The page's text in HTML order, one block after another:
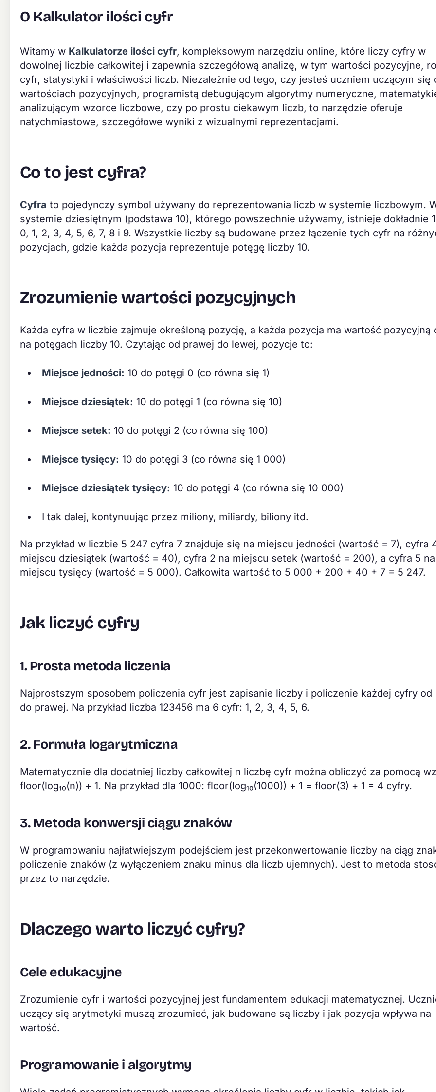
O Kalkulator ilości cyfr
Witamy w Kalkulatorze ilości cyfr, kompleksowym narzędziu online, które liczy cyfry w
dowolnej liczbie całkowitej i zapewnia szczegółową analizę, w tym wartości pozycyjne,
cyfr, statystyki i właściwości liczb. Niezależnie od tego, czy jesteś uczniem uczącym się
wartościach pozycyjnych, programistą debugującym algorytmy numeryczne,
analizującym wzorce liczbowe, czy po prostu ciekawym liczb, to narzędzie oferuje
natychmiastowe, szczegółowe wyniki z wizualnymi reprezentacjami.
Co to jest cyfra?
Cyfra to pojedynczy symbol używany do reprezentowania liczb w systemie liczbowym.
systemie dziesiętnym (podstawa 10), którego powszechnie używamy, istnieje dokładnie
0, 1, 2, 3, 4, 5, 6, 7, 8 i 9. Wszystkie liczby są budowane przez łączenie tych cyfr na
pozycjach, gdzie każda pozycja reprezentuje potęgę liczby 10.
Zrozumienie wartości pozycyjnych
Każda cyfra w liczbie zajmuje określoną pozycję, a każda pozycja ma wartość pozycyjną
na potęgach liczby 10. Czytając od prawej do lewej, pozycje to:
Miejsce jedności: 10 do potęgi 0 (co równa się 1)
Miejsce dziesiątek: 10 do potęgi 1 (co równa się 10)
Miejsce setek: 10 do potęgi 2 (co równa się 100)
Miejsce tysięcy: 10 do potęgi 3 (co równa się 1 000)
Miejsce dziesiątek tysięcy: 10 do potęgi 4 (co równa się 10 000)
I tak dalej, kontynuując przez miliony, miliardy, biliony itd.
Na przykład w liczbie 5 247 cyfra 7 znajduje się na miejscu jedności (wartość = 7), cyfra
miejscu dziesiątek (wartość = 40), cyfra 2 na miejscu setek (wartość = 200), a cyfra 5 na
miejscu tysięcy (wartość = 5 000). Całkowita wartość to 5 000 + 200 + 40 + 7 = 5 247.
Jak liczyć cyfry
1. Prosta metoda liczenia
Najprostszym sposobem policzenia cyfr jest zapisanie liczby i policzenie każdej cyfry od
do prawej. Na przykład liczba 123456 ma 6 cyfr: 1, 2, 3, 4, 5, 6.
2. Formuła logarytmiczna
Matematycznie dla dodatniej liczby całkowitej n liczbę cyfr można obliczyć za pomocą
floor(log₁₀(n)) + 1. Na przykład dla 1000: floor(log₁₀(1000)) + 1 = floor(3) + 1 = 4 cyfry.
3. Metoda konwersji ciągu znaków
W programowaniu najłatwiejszym podejściem jest przekonwertowanie liczby na ciąg
policzenie znaków (z wyłączeniem znaku minus dla liczb ujemnych). Jest to metoda
przez to narzędzie.
Dlaczego warto liczyć cyfry?
Cele edukacyjne
Zrozumienie cyfr i wartości pozycyjnej jest fundamentem edukacji matematycznej.
uczący się arytmetyki muszą zrozumieć, jak budowane są liczby i jak pozycja wpływa na
wartość.
Programowanie i algorytmy